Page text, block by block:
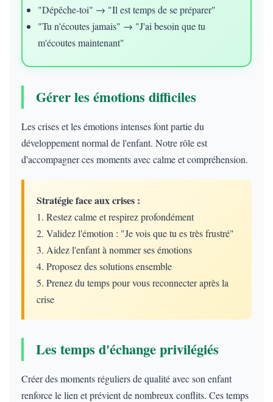
"Dépêche-toi" → "Il est temps de se préparer"
"Tu n'écoutes jamais" → "J'ai besoin que tu
m'écoutes maintenant"
Gérer les émotions difficiles
Les crises et les émotions intenses font partie du
développement normal de l'enfant. Notre rôle est
d'accompagner ces moments avec calme et compréhension.
Stratégie face aux crises :
1. Restez calme et respirez profondément
2. Validez l'émotion : "Je vois que tu es très frustré"
3. Aidez l'enfant à nommer ses émotions
4. Proposez des solutions ensemble
5. Prenez du temps pour vous reconnecter après la
crise
Les temps d'échange privilégiés
Créer des moments réguliers de qualité avec son enfant
renforce le lien et prévient de nombreux conflits. Ces temps